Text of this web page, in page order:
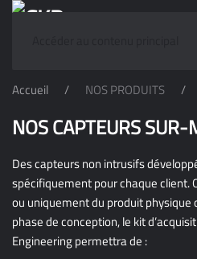
Accueil NOS PRODUITS
NOS CAPTEURS SUR-
Des capteurs non intrusifs
spécifiquement pour chaque client.
ou uniquement du produit physique
phase de conception, le kit
Engineering permettra de :